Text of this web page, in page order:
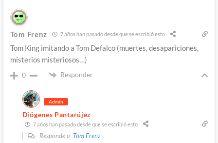
Tom Frenz 7 años han pasado desde que se escribió esto
Tom King imitando a Tom Defalco (muertes, desapariciones,
misterios misteriosos…)
0 Responder
Admin
Diógenes Pantarújez
7 años han pasado desde que se escribió esto
Responde a Tom Frenz